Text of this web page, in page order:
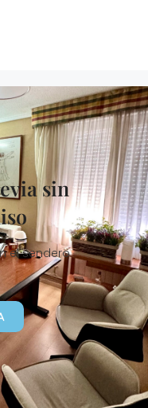
sin
el sendero